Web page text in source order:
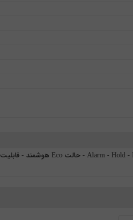
قابلیت افزایش گوشی‌های بی‌سیم تا 6 عدد - شارژ باتری در 7 ساعت - ساعت و Alarm - Hold - Mute - Flash - حالت Eco هوشمند - قابلیت